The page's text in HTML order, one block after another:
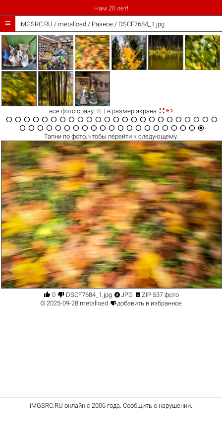
Нам 20 лет!
 iMGSRC.RU / metalloed/ Разное / DSCF7684_1.jpg
все фото сразу  | в размер экрана 
                       
                    
Тапни по фото, чтобы перейти к следующему.
 0  DSCF7684_1.jpg JPG  ZIP 537 фото
© 2025-09-28 metalloed добавить в избранное
iMGSRC.RU онлайн с 2006 года Сообщить о нарушении